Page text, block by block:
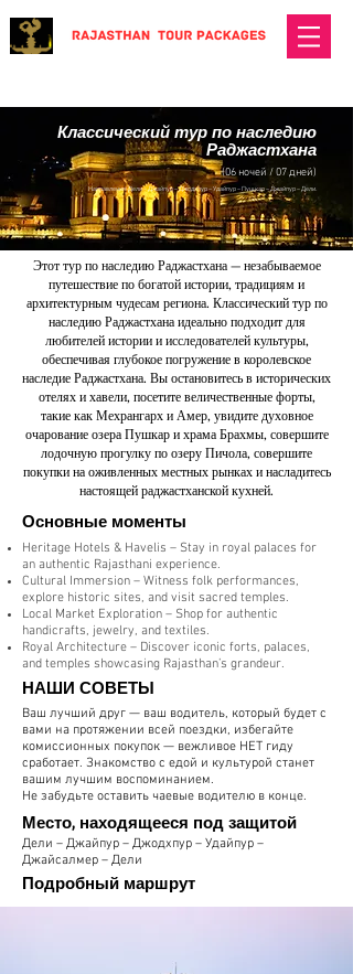
Классический тур по наследию
Раджастхана
(06 ночей / 07 дней)
Направления: Дели – Джайпур – Джодхпур – Удайпур – Пушкар – Джайпур – Дели.
Этот тур по наследию Раджастхана — незабываемое
путешествие по богатой истории, традициям и
архитектурным чудесам региона. Классический тур по
наследию Раджастхана идеально подходит для
любителей истории и исследователей культуры,
обеспечивая глубокое погружение в королевское
наследие Раджастхана. Вы остановитесь в исторических
отелях и хавели, посетите величественные форты,
такие как Мехрангарх и Амер, увидите духовное
очарование озера Пушкар и храма Брахмы, совершите
лодочную прогулку по озеру Пичола, совершите
покупки на оживленных местных рынках и насладитесь
настоящей раджастханской кухней.
​Основные моменты
Heritage Hotels & Havelis – Stay in royal palaces for
an authentic Rajasthani experience.
Cultural Immersion – Witness folk performances,
explore historic sites, and visit sacred temples.
Local Market Exploration – Shop for authentic
handicrafts, jewelry, and textiles.
Royal Architecture – Discover iconic forts, palaces,
and temples showcasing Rajasthan’s grandeur.
НАШИ СОВЕТЫ
Ваш лучший друг — ваш водитель, который будет с
вами на протяжении всей поездки, избегайте
комиссионных покупок — вежливое НЕТ гиду
сработает. Знакомство с едой и культурой станет
вашим лучшим воспоминанием.
Не забудьте оставить чаевые водителю в конце.
​Место, находящееся под защитой
Дели – Джайпур – Джодхпур – Удайпур –
Джайсалмер – Дели
Подробный маршрут